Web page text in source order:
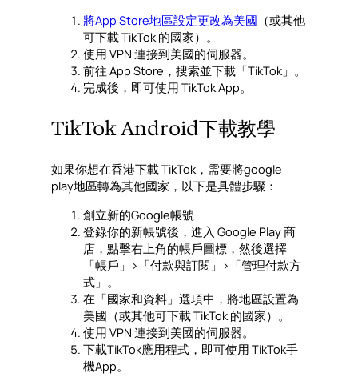
將App Store地區設定更改為美國 （或其他
可下載 TikTok 的國家）。
使用 VPN 連接到美國的伺服器。
前往 App Store，搜索並下載「TikTok」。
完成後，即可使用 TikTok App。
TikTok Android下載教學
如果你想在香港下載 TikTok，需要將google
play地區轉為其他國家，以下是具體步驟：
創立新的Google帳號
登錄你的新帳號後，進入 Google Play 商
店，點擊右上角的帳戶圖標，然後選擇
「帳戶」>「付款與訂閱」>「管理付款方
式」。
在「國家和資料」選項中，將地區設置為
美國（或其他可下載 TikTok 的國家）。
使用 VPN 連接到美國的伺服器。
下載TikTok應用程式，即可使用 TikTok手
機App。